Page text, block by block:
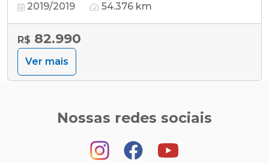
2019/2019 54.376 km
R$ 82.990
Ver mais
Nossas redes sociais